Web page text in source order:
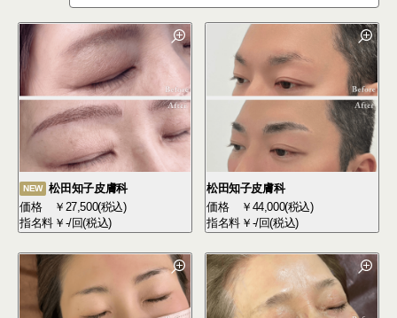
NEW
松田知子皮膚科
価格
￥27,500(税込)
指名料 ￥-/回(税込)
松田知子皮膚科
価格
￥44,000(税込)
指名料 ￥-/回(税込)